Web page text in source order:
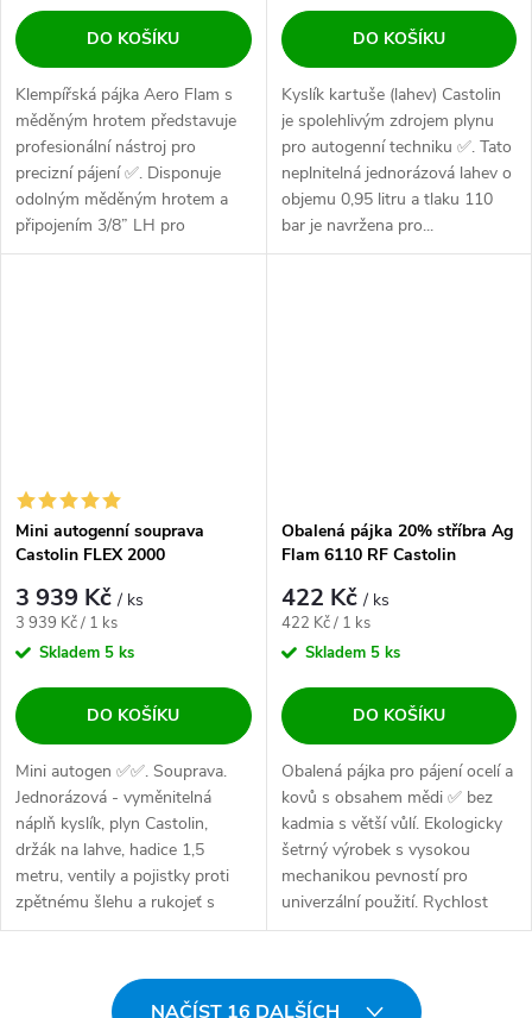
DO KOŠÍKU
Klempířská pájka Aero Flam s
měděným hrotem představuje
profesionální nástroj pro
precizní pájení ✅. Disponuje
odolným měděným hrotem a
připojením 3/8” LH pro
spolehlivé...
DO KOŠÍKU
Kyslík kartuše (lahev) Castolin
je spolehlivým zdrojem plynu
pro autogenní techniku ✅. Tato
neplnitelná jednorázová lahev o
objemu 0,95 litru a tlaku 110
bar je navržena pro...
Mini autogenní souprava
Castolin FLEX 2000
3 939 Kč/ ks
Měrná cena:
3 939 Kč / 1 ks
Skladem 5 ks
DO KOŠÍKU
Mini autogen ✅✅. Souprava.
Jednorázová - vyměnitelná
náplň kyslík, plyn Castolin,
držák na lahve, hadice 1,5
metru, ventily a pojistky proti
zpětnému šlehu a rukojeť s
hořáčkem....
Obalená pájka 20% stříbra Ag
Flam 6110 RF Castolin
422 Kč/ ks
Měrná cena:
422 Kč / 1 ks
Skladem 5 ks
DO KOŠÍKU
Obalená pájka pro pájení ocelí a
kovů s obsahem mědi ✅ bez
kadmia s větší vůlí. Ekologicky
šetrný výrobek s vysokou
mechanikou pevností pro
univerzální použití. Rychlost
pájení...
Ovládací prvky výpisu
NAČÍST 16 DALŠÍCH